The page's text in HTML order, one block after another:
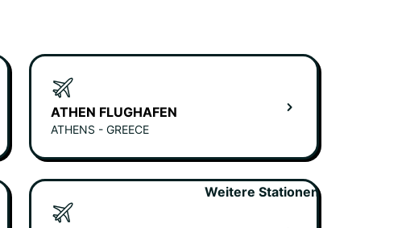
ATHEN FLUGHAFEN
ATHENS - GREECE
Weitere Stationen